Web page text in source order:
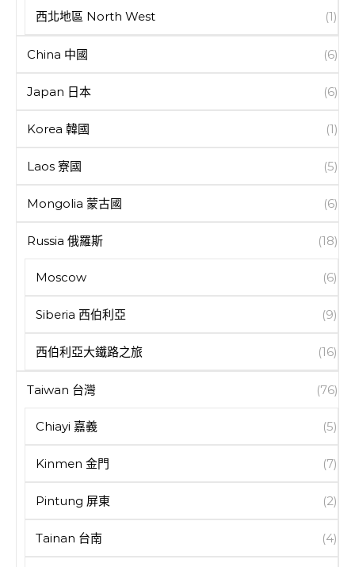
西北地區 North West (1)
China 中國 (6)
Japan 日本 (6)
Korea 韓國 (1)
Laos 寮國 (5)
Mongolia 蒙古國 (6)
Russia 俄羅斯 (18)
Moscow (6)
Siberia 西伯利亞 (9)
西伯利亞大鐵路之旅 (16)
Taiwan 台灣 (76)
Chiayi 嘉義 (5)
Kinmen 金門 (7)
Pintung 屏東 (2)
Tainan 台南 (4)